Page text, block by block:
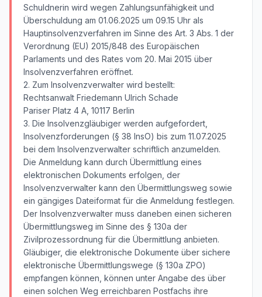
Schuldnerin wird wegen Zahlungsunfähigkeit und
Überschuldung am 01.06.2025 um 09.15 Uhr als
Hauptinsolvenzverfahren im Sinne des Art. 3 Abs. 1 der
Verordnung (EU) 2015/848 des Europäischen
Parlaments und des Rates vom 20. Mai 2015 über
Insolvenzverfahren eröffnet.
2. Zum Insolvenzverwalter wird bestellt:
Rechtsanwalt Friedemann Ulrich Schade
Pariser Platz 4 A, 10117 Berlin
3. Die Insolvenzgläubiger werden aufgefordert,
Insolvenzforderungen (§ 38 InsO) bis zum 11.07.2025
bei dem Insolvenzverwalter schriftlich anzumelden.
Die Anmeldung kann durch Übermittlung eines
elektronischen Dokuments erfolgen, der
Insolvenzverwalter kann den Übermittlungsweg sowie
ein gängiges Dateiformat für die Anmeldung festlegen.
Der Insolvenzverwalter muss daneben einen sicheren
Übermittlungsweg im Sinne des § 130a der
Zivilprozessordnung für die Übermittlung anbieten.
Gläubiger, die elektronische Dokumente über sichere
elektronische Übermittlungswege (§ 130a ZPO)
empfangen können, können unter Angabe des über
einen solchen Weg erreichbaren Postfachs ihre